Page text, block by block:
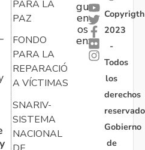
PARA LA
PAZ
FONDO
PARA LA
REPARACIÓN
A VÍCTIMAS
SNARIV-
SISTEMA
NACIONAL
gu
en
os
en:
Copyrigth
2023
-
Todos
los
derechos
Gobierno
de